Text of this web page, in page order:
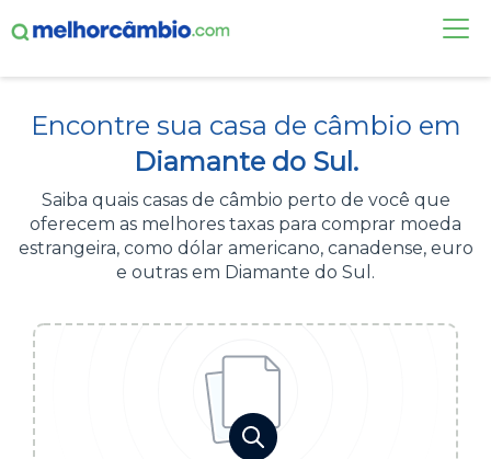
CASAS DE CÂMBIO
DÓLAR HOJE
ALERTA DE CÂMBIO
Acesse sua conta:
BROKER DE OFERTAS
Encontre sua casa de câmbio em
Diamante do Sul.
Saiba quais casas de câmbio perto de você que
oferecem as melhores taxas para comprar moeda
estrangeira, como dólar americano, canadense, euro
e outras em Diamante do Sul.